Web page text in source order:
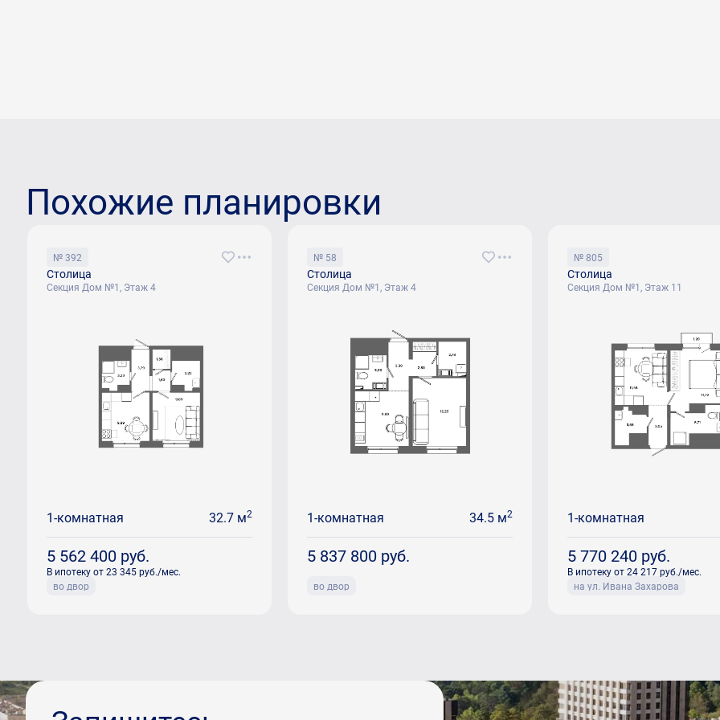
Похожие планировки
№ 392
Столица
Секция Дом №1, Этаж 4
1-комнатная 32.7 м2
5 562 400 руб.
В ипотеку от 23 345 руб./мес.
во двор
№ 58
Столица
Секция Дом №1, Этаж 4
1-комнатная 34.5 м2
5 837 800 руб.
во двор
№ 805
Столица
Секция Дом №1, Этаж 11
1-комнатная
5 770 240 руб.
В ипотеку от 24 217 руб./мес.
на ул. Ивана Захарова